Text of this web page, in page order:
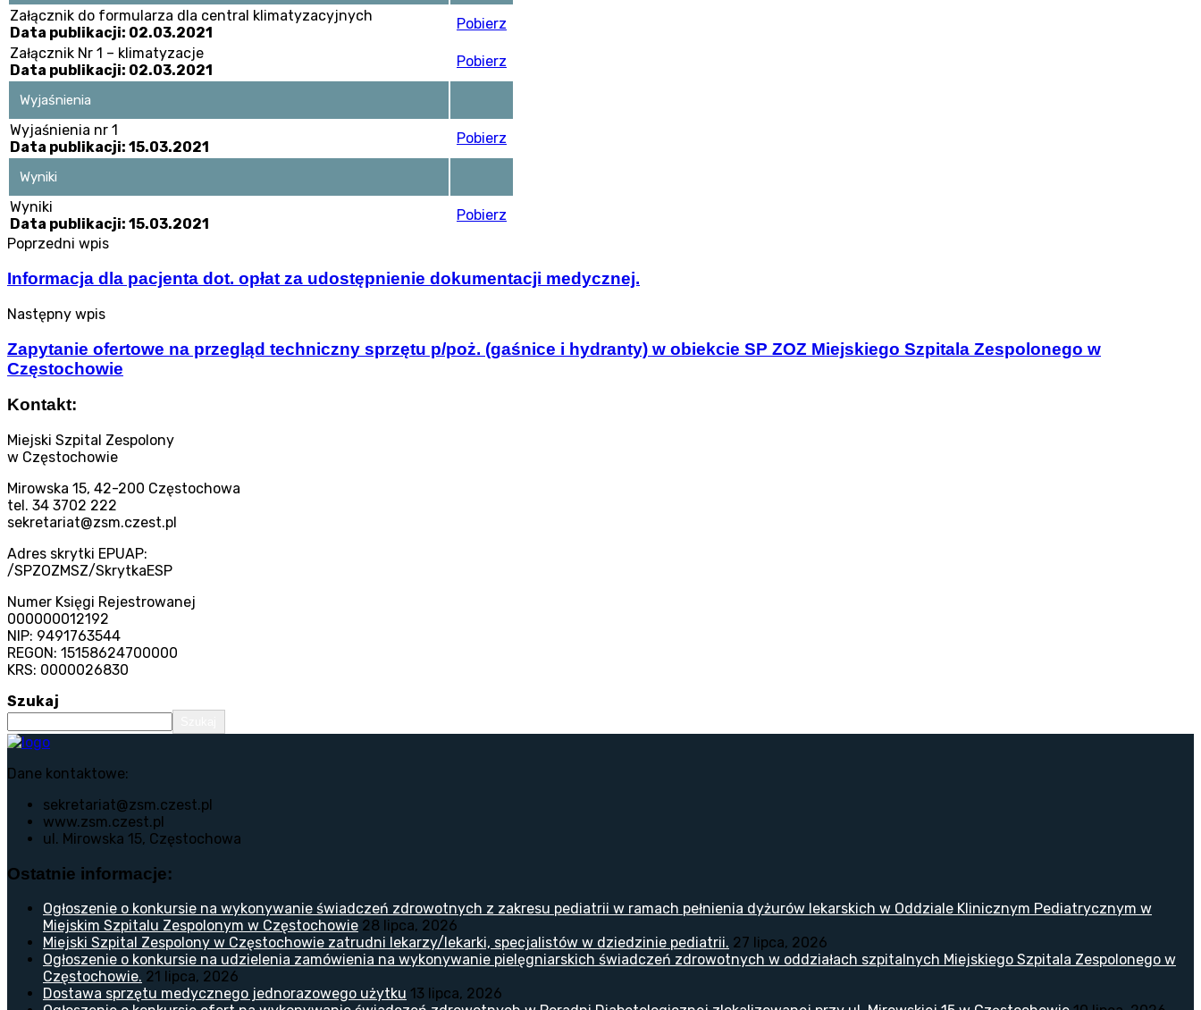
Załącznik do formularza dla central klimatyzacyjnych
Data publikacji: 02.03.2021
Pobierz
Załącznik Nr 1 – klimatyzacje
Data publikacji: 02.03.2021
Pobierz
Wyjaśnienia
Wyjaśnienia nr 1
Data publikacji: 15.03.2021
Pobierz
Wyniki
Wyniki
Data publikacji: 15.03.2021
Pobierz
Poprzedni wpis
Informacja dla pacjenta dot. opłat za udostępnienie dokumentacji medycznej.
Następny wpis
Zapytanie ofertowe na przegląd techniczny sprzętu p/poż. (gaśnice i hydranty) w obiekcie SP ZOZ Miejskiego Szpitala Zespolonego w
Częstochowie
Kontakt:
Miejski Szpital Zespolony
w Częstochowie
Mirowska 15, 42-200 Częstochowa
tel. 34 3702 222
sekretariat@zsm.czest.pl
Adres skrytki EPUAP:
/SPZOZMSZ/SkrytkaESP
Numer Księgi Rejestrowanej
000000012192
NIP: 9491763544
REGON: 15158624700000
KRS: 0000026830
Szukaj
Dane kontaktowe:
sekretariat@zsm.czest.pl
www.zsm.czest.pl
ul. Mirowska 15, Częstochowa
Ostatnie informacje:
Ogłoszenie o konkursie na wykonywanie świadczeń zdrowotnych z zakresu pediatrii w ramach pełnienia dyżurów lekarskich w Oddziale Klinicznym Pediatrycznym w
Miejskim Szpitalu Zespolonym w Częstochowie 28 lipca, 2026
Miejski Szpital Zespolony w Częstochowie zatrudni lekarzy/lekarki, specjalistów w dziedzinie pediatrii. 27 lipca, 2026
Ogłoszenie o konkursie na udzielenia zamówienia na wykonywanie pielęgniarskich świadczeń zdrowotnych w oddziałach szpitalnych Miejskiego Szpitala Zespolonego w
Częstochowie. 21 lipca, 2026
Dostawa sprzętu medycznego jednorazowego użytku 13 lipca, 2026